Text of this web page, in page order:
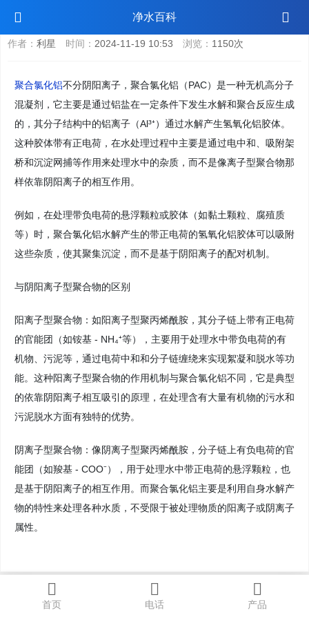
净水百科
聚合氯化铝分阴阳离子吗
作者： 利星 时间： 2024-11-19 10:53 浏览： 1150次
聚合氯化铝不分阴阳离子，聚合氯化铝（PAC）是一种无机高分子
混凝剂，它主要是通过铝盐在一定条件下发生水解和聚合反应生成
的，其分子结构中的铝离子（Al³⁺）通过水解产生氢氧化铝胶体。
这种胶体带有正电荷，在水处理过程中主要是通过电中和、吸附架
桥和沉淀网捕等作用来处理水中的杂质，而不是像离子型聚合物那
样依靠阴阳离子的相互作用。
例如，在处理带负电荷的悬浮颗粒或胶体（如黏土颗粒、腐殖质
等）时，聚合氯化铝水解产生的带正电荷的氢氧化铝胶体可以吸附
这些杂质，使其聚集沉淀，而不是基于阴阳离子的配对机制。
与阴阳离子型聚合物的区别
阳离子型聚合物：如阳离子型聚丙烯酰胺，其分子链上带有正电荷
的官能团（如铵基 - NH₄⁺等），主要用于处理水中带负电荷的有
机物、污泥等，通过电荷中和和分子链缠绕来实现絮凝和脱水等功
能。这种阳离子型聚合物的作用机制与聚合氯化铝不同，它是典型
的依靠阴阳离子相互吸引的原理，在处理含有大量有机物的污水和
污泥脱水方面有独特的优势。
阴离子型聚合物：像阴离子型聚丙烯酰胺，分子链上有负电荷的官
能团（如羧基 - COO⁻），用于处理水中带正电荷的悬浮颗粒，也
是基于阴阳离子的相互作用。而聚合氯化铝主要是利用自身水解产
物的特性来处理各种水质，不受限于被处理物质的阳离子或阴离子
属性。
首页 电话 产品